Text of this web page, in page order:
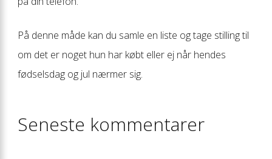
På denne måde kan du samle en liste og tage stilling til
om det er noget hun har købt eller ej når hendes
fødselsdag og jul nærmer sig.
Seneste kommentarer